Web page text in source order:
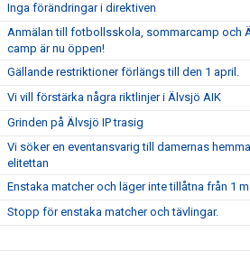
Inga förändringar i direktiven
Anmälan till fotbollsskola, sommarcamp och
camp är nu öppen!
Gällande restriktioner förlängs till den 1 april.
Vi vill förstärka några riktlinjer i Älvsjö AIK
Grinden på Älvsjö IP trasig
Vi söker en eventansvarig till damernas
elitettan
Enstaka matcher och läger inte tillåtna från 1
Stopp för enstaka matcher och tävlingar.